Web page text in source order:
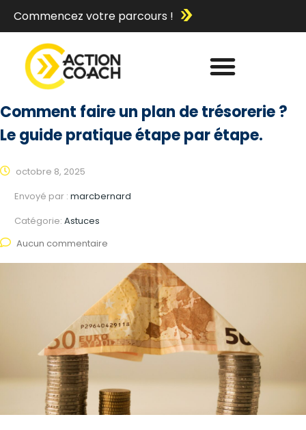
Commencez votre parcours !
Comment faire un plan de trésorerie ?
Le guide pratique étape par étape.
octobre 8, 2025
Envoyé par : marcbernard
Catégorie: Astuces
Aucun commentaire